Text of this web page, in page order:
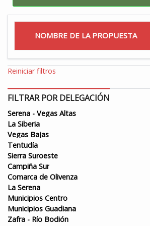
NOMBRE DE LA PROPUESTA
Reiniciar filtros
FILTRAR POR DELEGACIÓN